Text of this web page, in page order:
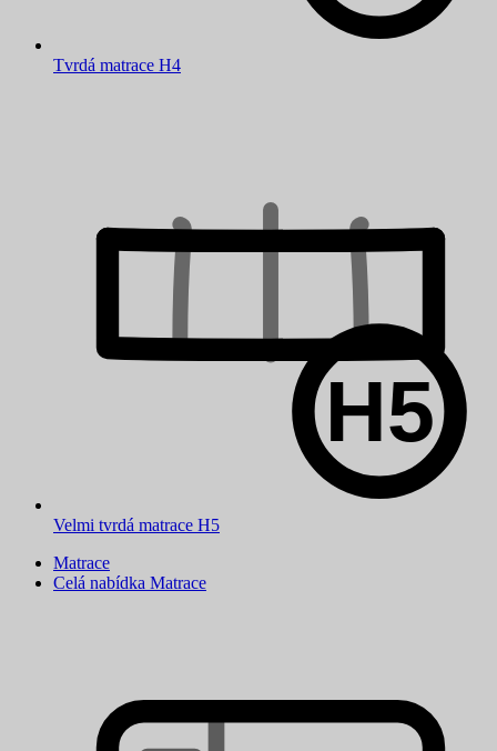
Tvrdá matrace H4
Velmi tvrdá matrace H5
Matrace
Celá nabídka Matrace